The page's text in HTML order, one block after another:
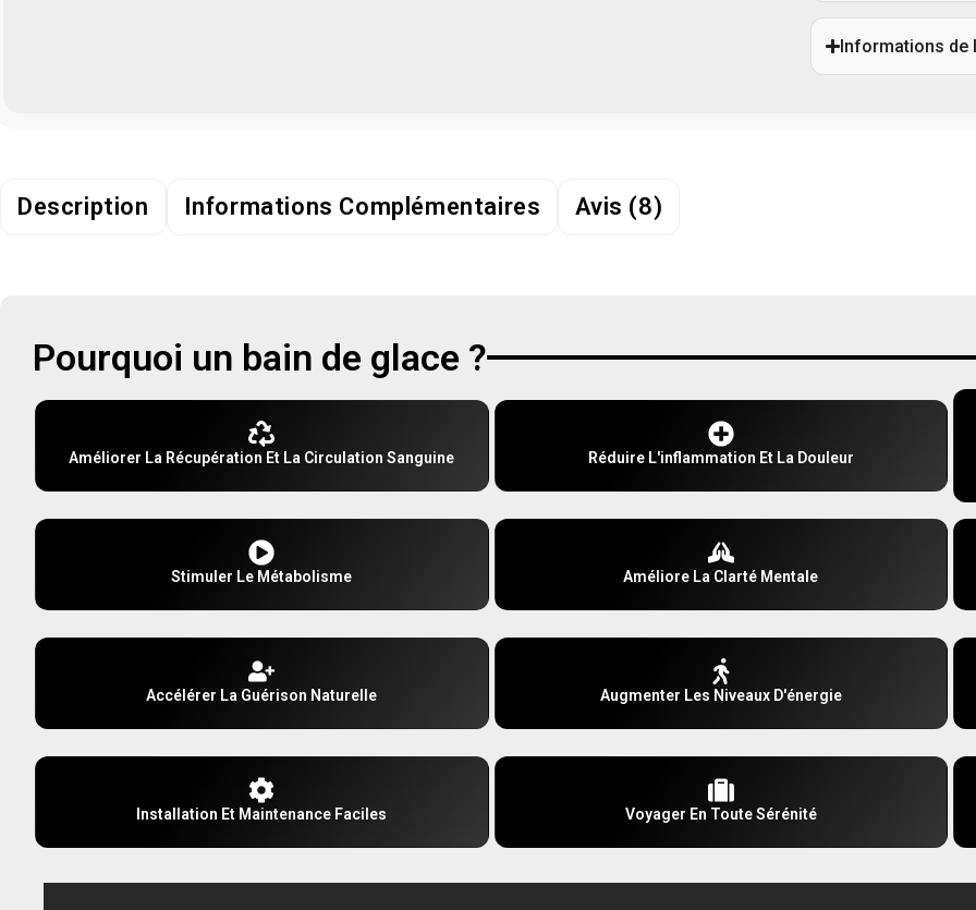
Informations de
Description Informations Complémentaires Avis (8)
Pourquoi un bain de glace ?
Améliorer La Récupération Et La Circulation Sanguine Réduire L'inflammation Et La Douleur
Stimuler Le Métabolisme Améliore La Clarté Mentale
Accélérer La Guérison Naturelle Augmenter Les Niveaux D'énergie
Installation Et Maintenance Faciles Voyager En Toute Sérénité